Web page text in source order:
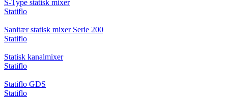
S-Type statisk mixer
Statiflo
Sanitær statisk mixer Serie 200
Statiflo
Statisk kanalmixer
Statiflo
Statiflo GDS
Statiflo